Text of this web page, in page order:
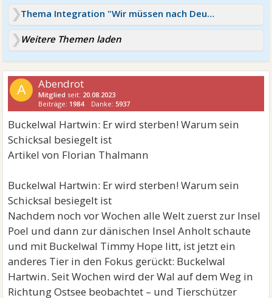
Thema Integration "Wir müssen nach Deutschland"
Weitere Themen laden
A Abendrot
Mitglied seit: 20.08.2023
Beiträge: 1984 Danke: 5937
Buckelwal Hartwin: Er wird sterben! Warum sein
Schicksal besiegelt ist
Artikel von Florian Thalmann
Buckelwal Hartwin: Er wird sterben! Warum sein
Schicksal besiegelt ist
Nachdem noch vor Wochen alle Welt zuerst zur Insel
Poel und dann zur dänischen Insel Anholt schaute
und mit Buckelwal Timmy Hope litt, ist jetzt ein
anderes Tier in den Fokus gerückt: Buckelwal
Hartwin. Seit Wochen wird der Wal auf dem Weg in
Richtung Ostsee beobachtet – und Tierschützer